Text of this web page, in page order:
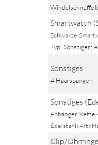
Smartwatch
Schwarze
Typ: Sonstiger;
Sonstiges
4 Haarspangen
Sonstiges
Anhänger Kette
Edelstahl; Art:
Clip/